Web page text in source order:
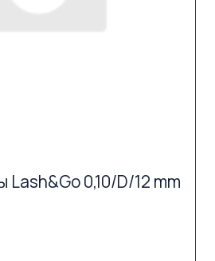
0,10/D/12 mm